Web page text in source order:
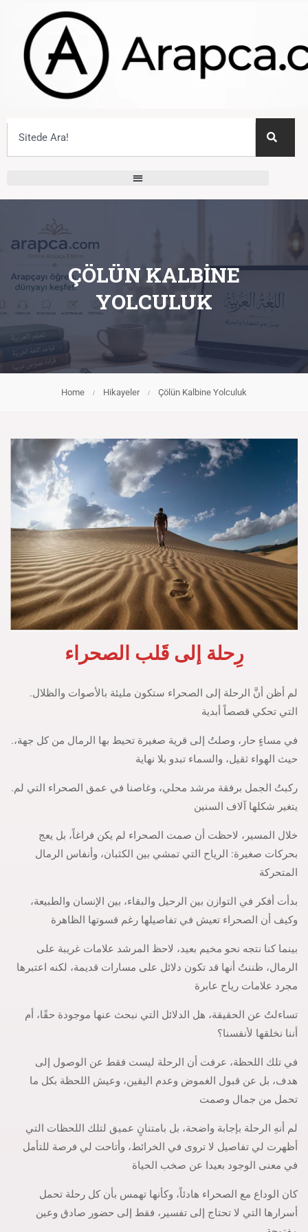
Home Hikayeler Çölün Kalbine Yolculuk
ÇÖLÜN KALBINE
YOLCULUK
رِحلة إلى قَلب الصحراء
.لم أظن أنَّ الرحلة إلى الصحراء ستكون مليئة بالأصوات والظلال
التي تحكي قصصاً أبدية
.في مساءٍ حار، وصلتُ إلى قرية صغيرة تحيط بها الرمال من كل جهة،
حيث الهواء ثقيل، والسماء تبدو بلا نهاية
.ركبتُ الجمل برفقة مرشد محلي، وغاصنا في عمق الصحراء التي لم
يتغير شكلها آلاف السنين
خلال المسير، لاحظت أن صمت الصحراء لم يكن فراغاً، بل يعج
بحركات صغيرة: الرياح التي تمشي بين الكثبان، وأنفاس الرمال
المتحركة
بدأت أفكر في التوازن بين الرحيل والبقاء، بين الإنسان والطبيعة،
وكيف أن الصحراء تعيش في تفاصيلها رغم قسوتها الظاهرة
بينما كنا نتجه نحو مخيم بعيد، لاحظ المرشد علامات غريبة على
الرمال، ظننتُ أنها قد تكون دلائل على مسارات قديمة، لكنه اعتبرها
مجرد علامات رياح عابرة
تساءلتُ عن الحقيقة، هل الدلائل التي نبحث عنها موجودة حقًا، أم
أننا نخلقها لأنفسنا؟
في تلك اللحظة، عرفت أن الرحلة ليست فقط عن الوصول إلى
هدف، بل عن قبول الغموض وعدم اليقين، وعيش اللحظة بكل ما
تحمل من جمال وصمت
لم أنهِ الرحلة بإجابة واضحة، بل بامتنانٍ عميق لتلك اللحظات التي
أظهرت لي تفاصيل لا تروى في الخرائط، وأتاحت لي فرصة للتأمل
في معنى الوجود بعيدا عن صخب الحياة
كان الوداع مع الصحراء هادئاً، وكأنها تهمس بأن كل رحلة تحمل
أسرارها التي لا تحتاج إلى تفسير، فقط إلى حضور صادق وعين